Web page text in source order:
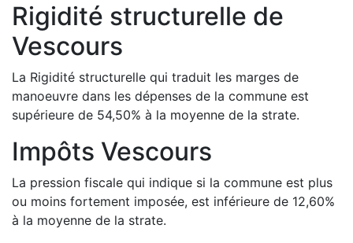
Rigidité structurelle de
Vescours
La Rigidité structurelle qui traduit les marges de
manoeuvre dans les dépenses de la commune est
supérieure de 54,50% à la moyenne de la strate.
Impôts Vescours
La pression fiscale qui indique si la commune est plus
ou moins fortement imposée, est inférieure de 12,60%
à la moyenne de la strate.